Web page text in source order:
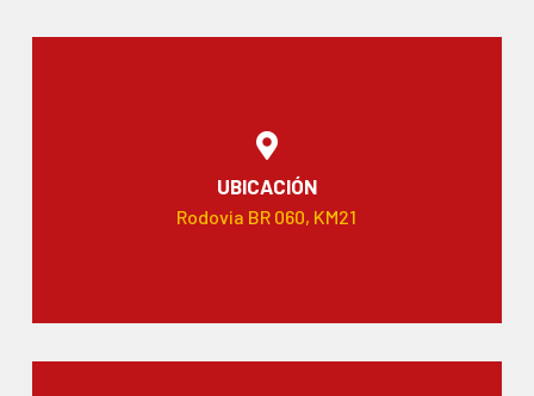
UBICACIÓN
Rodovia BR 060, KM21